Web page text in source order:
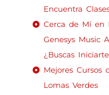
Encuentra
Cerca de Mí en
Genesys Music
¿Buscas
Mejores Cursos
Lomas Verdes